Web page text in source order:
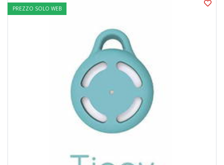
PREZZO SOLO WEB